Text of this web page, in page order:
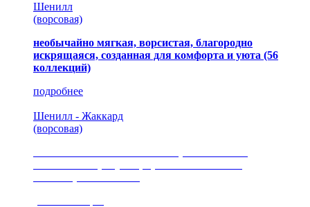
Шенилл
(ворсовая)
необычайно мягкая, ворсистая, благородно
искрящаяся, созданная для комфорта и уюта (56
коллекций)
подробнее
Шенилл - Жаккард
(ворсовая)